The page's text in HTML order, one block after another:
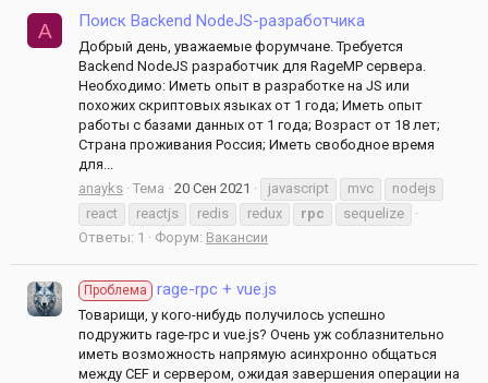
A Поиск Backend NodeJS-разработчика
Добрый день, уважаемые форумчане. Требуется
Backend NodeJS разработчик для RageMP сервера.
Необходимо: Иметь опыт в разработке на JS или
похожих скриптовых языках от 1 года; Иметь опыт
работы с базами данных от 1 года; Возраст от 18 лет;
Страна проживания Россия; Иметь свободное время
для...
anayks Тема 20 Сен 2021 javascript mvc
nodejs
react
reactjs redis redux rpc
sequelize
Ответы: 1
Форум: Вакансии
Проблема rage-rpc + vue.js
Товарищи, у кого-нибудь получилось успешно
подружить rage-rpc и vue.js? Очень уж соблазнительно
иметь возможность напрямую асинхронно общаться
между CEF и сервером, ожидая завершения операции на